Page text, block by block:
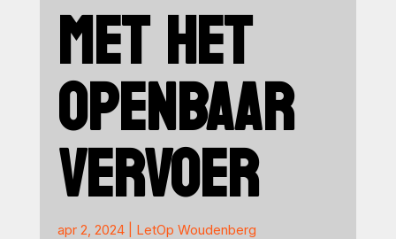
MET HET
OPENBAAR
VERVOER
apr 2, 2024| LetOp Woudenberg